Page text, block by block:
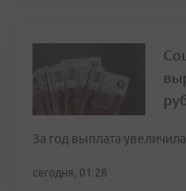
За год выплата
сегодня, 01:28